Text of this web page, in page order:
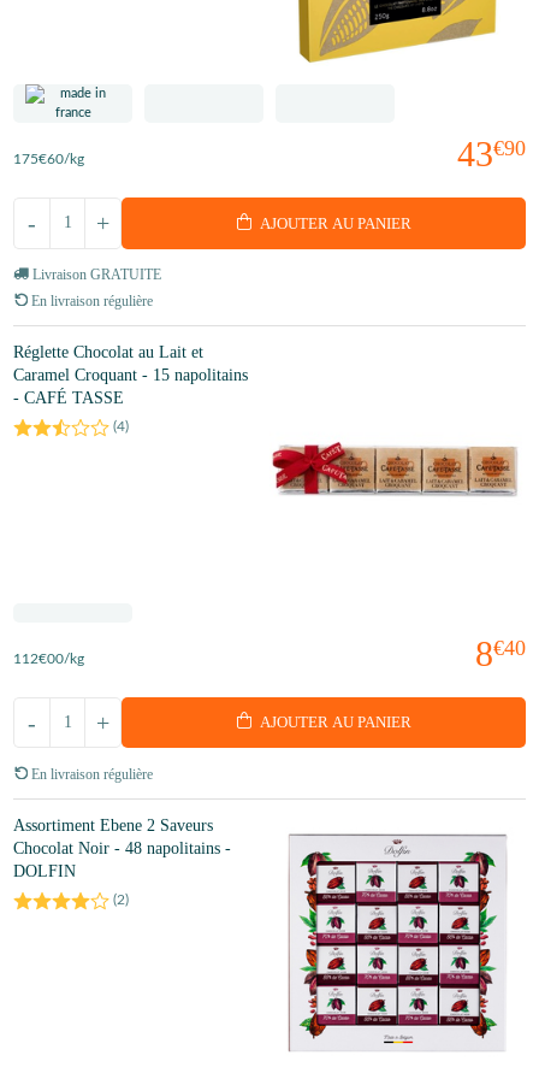
43€90
175€60/kg
+
- AJOUTER AU PANIER
Livraison GRATUITE
En livraison régulière
Réglette Chocolat au Lait et
Caramel Croquant - 15 napolitains
- CAFÉ TASSE
(4)
8€40
112€00/kg
+
- AJOUTER AU PANIER
En livraison régulière
Assortiment Ebene 2 Saveurs
Chocolat Noir - 48 napolitains -
DOLFIN
(2)